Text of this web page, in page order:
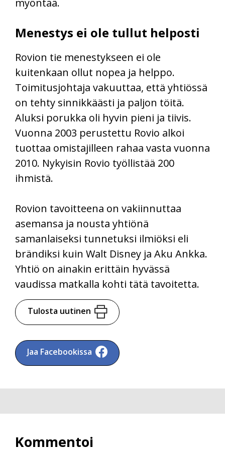
Menestys ei ole tullut helposti
Rovion tie menestykseen ei ole
kuitenkaan ollut nopea ja helppo.
Toimitusjohtaja vakuuttaa, että yhtiössä
on tehty sinnikkäästi ja paljon töitä.
Aluksi porukka oli hyvin pieni ja tiivis.
Vuonna 2003 perustettu Rovio alkoi
tuottaa omistajilleen rahaa vasta vuonna
2010. Nykyisin Rovio työllistää 200
ihmistä.
Rovion tavoitteena on vakiinnuttaa
asemansa ja nousta yhtiönä
samanlaiseksi tunnetuksi ilmiöksi eli
brändiksi kuin Walt Disney ja Aku Ankka.
Yhtiö on ainakin erittäin hyvässä
vaudissa matkalla kohti tätä tavoitetta.
Tulosta uutinen
Jaa Facebookissa
Kommentoi